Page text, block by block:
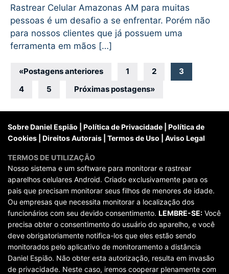
Rastrear Celular Amazonas AM para muitas
pessoas é um desafio a se enfrentar. Porém não
para nossos clientes que já possuem uma
ferramenta em mãos […]
Navegação
por
posts
«Postagens anteriores 1 2
3
4
5 Próximas postagens»
Sobre Daniel Espião Política de Privacidade
Política de
Cookies
Direitos Autorais Termos de Uso Aviso Legal
TERMOS DE UTILIZAÇÃO
Nosso sistema e um software para monitorar e rastrear
aparelhos celulares Android. Criado exclusivamente para os
pais que precisam monitorar seus filhos de menores de idade.
Ou empresas que necessita monitorar a localização dos
funcionários com seu devido consentimento. LEMBRE-SE: Você
precisa obter o consentimento do usuário do aparelho, e você
deve obrigatoriamente notifica-los que eles estão sendo
monitorados pelo aplicativo de monitoramento a distância
Daniel Espião. Não obter esta autorização, resulta em invasão
de privacidade. Neste caso, iremos cooperar plenamente com